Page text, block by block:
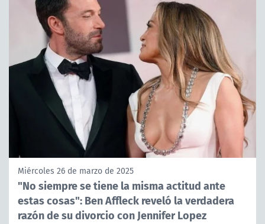
Miércoles 26 de marzo de 2025
"No siempre se tiene la misma actitud ante
estas cosas": Ben Affleck reveló la verdadera
razón de su divorcio con Jennifer Lopez